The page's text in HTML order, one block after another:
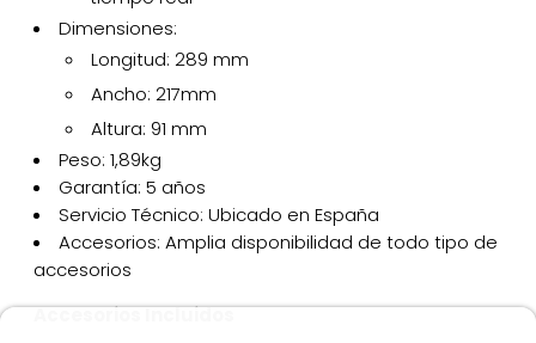
Dimensiones:
Longitud: 289 mm
Ancho: 217mm
Altura: 91 mm
Peso: 1,89kg
Garantía: 5 años
Servicio Técnico: Ubicado en España
Accesorios: Amplia disponibilidad de todo tipo de
accesorios
Accesorios Incluidos